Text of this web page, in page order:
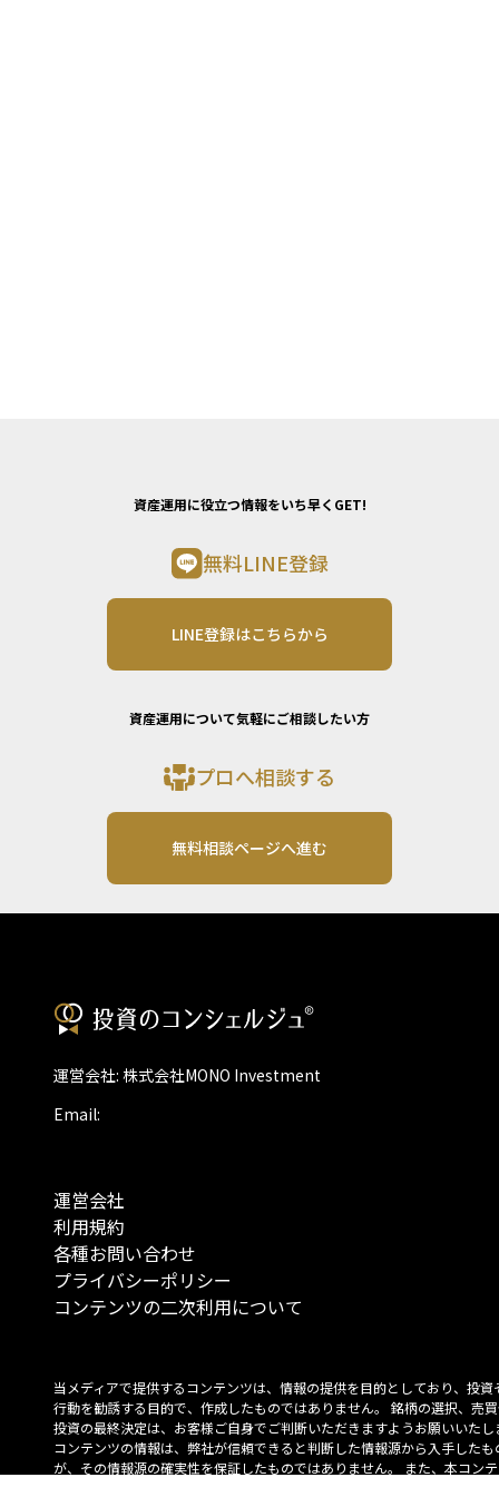
資産運用に役立つ情報をいち早くGET!
無料LINE登録
LINE登録はこちらから
資産運用について気軽にご相談したい方
プロへ相談する
無料相談ページへ進む
運営会社: 株式会社MONO Investment
Email:
運営会社
利用規約
各種お問い合わせ
プライバシーポリシー
コンテンツの二次利用について
当メディアで提供するコンテンツは、情報の提供を目的としており、投資
行動を勧誘する目的で、作成したものではありません。 銘柄の選択、売
投資の最終決定は、お客様ご自身でご判断いただきますようお願いいたし
コンテンツの情報は、弊社が信頼できると判断した情報源から入手したも
が、その情報源の確実性を保証したものではありません。 また、本コン